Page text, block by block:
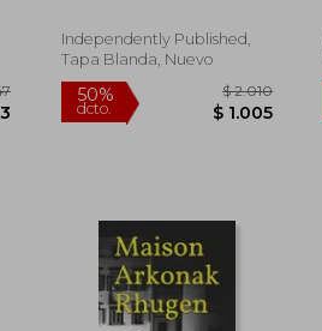
Independently Published,
Tapa Blanda, Nuevo